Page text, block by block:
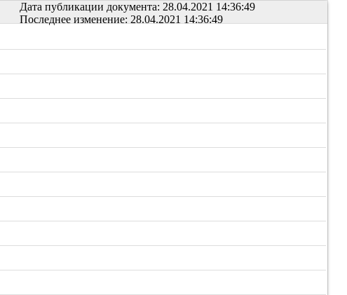
Дата публикации документа: 28.04.2021 14:36:49
Последнее изменение: 28.04.2021 14:36:49